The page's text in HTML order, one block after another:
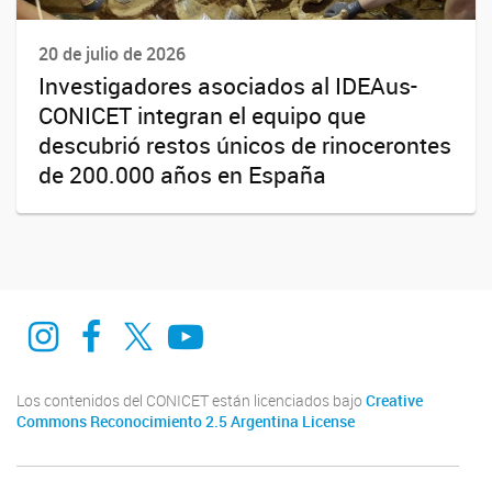
20 de julio de 2026
Investigadores asociados al IDEAus-
CONICET integran el equipo que
descubrió restos únicos de rinocerontes
de 200.000 años en España
Instagram
Facebook
TwitterYoutube
Los contenidos del CONICET están licenciados bajo Creative
Commons Reconocimiento 2.5 Argentina License